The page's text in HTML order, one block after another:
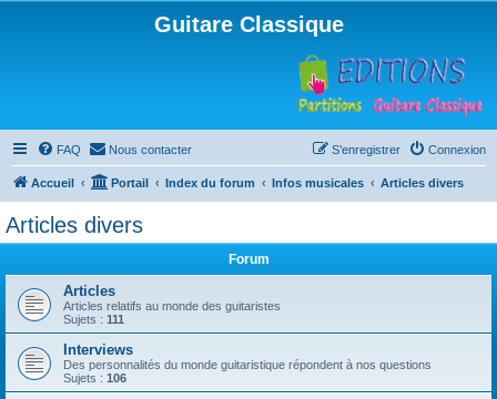
Guitare Classique
FAQ Nous contacter Connexion
S’enregistrer
Accueil Portail Index du forum Infos musicales Articles divers
Articles divers
Forum
Articles
Articles relatifs au monde des guitaristes
Sujets : 111
Interviews
Des personnalités du monde guitaristique répondent à nos questions
Sujets : 106